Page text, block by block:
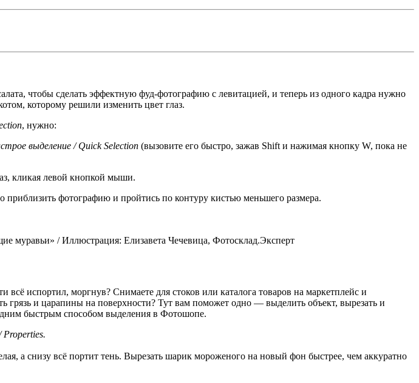
чтобы сделать эффектную фуд-фотографию с левитацией, и теперь из одного кадра нужно
которому решили изменить цвет глаз.
, нужно:
выделение / Quick Selection (вызовите его быстро, зажав Shift и нажимая кнопку W, пока не
кликая левой кнопкой мыши.
фотографию и пройтись по контуру кистью меньшего размера.
муравьи» / Иллюстрация: Елизавета Чечевица, Фотосклад.Эксперт
испортил, моргнув? Снимаете для стоков или каталога товаров на маркетплейс и
грязь и царапины на поверхности? Тут вам поможет одно — выделить объект, вырезать и
быстрым способом выделения в Фотошопе.
а снизу всё портит тень. Вырезать шарик мороженого на новый фон быстрее, чем аккуратно